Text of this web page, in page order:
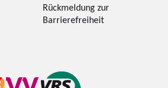
Rückmeldung zur
Barrierefreiheit